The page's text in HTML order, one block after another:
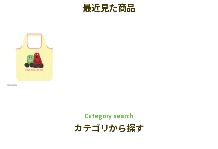
最近見た商品
Category search
カテゴリから探す